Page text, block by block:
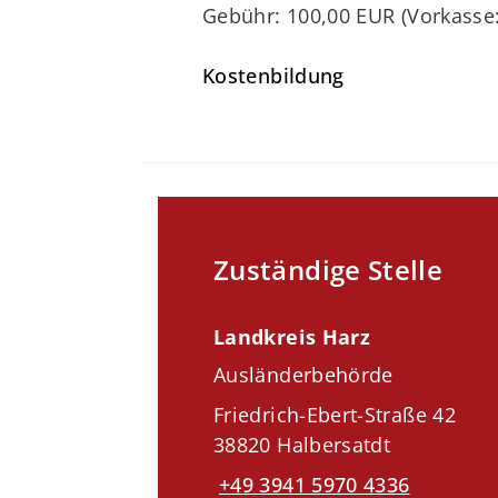
Gebühr: 100,00 EUR
Kostenbildung
Zuständige Stelle
Landkreis Harz
Ausländerbehörde
Friedrich-Ebert-Straße 42
38820 Halbersatdt
+49 3941 5970 4336